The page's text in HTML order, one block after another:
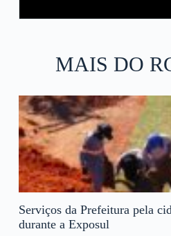
MAIS DO
Serviços da Prefeitura pela
durante a Exposul